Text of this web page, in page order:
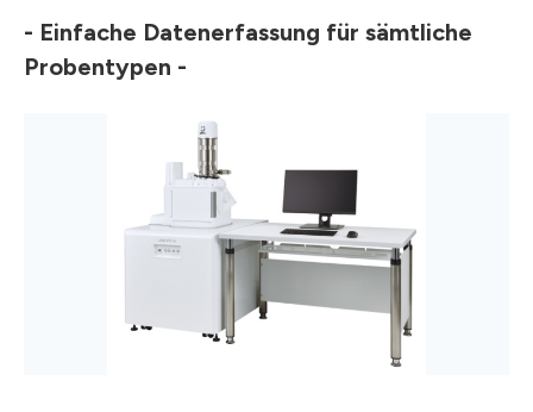
- Einfache Datenerfassung für sämtliche
Probentypen -